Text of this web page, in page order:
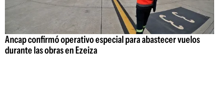
Ancap confirmó operativo especial para abastecer vuelos
durante las obras en Ezeiza